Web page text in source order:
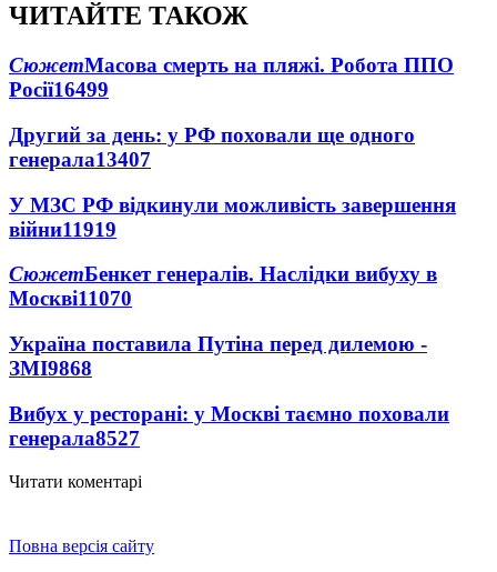
ЧИТАЙТЕ ТАКОЖ
СюжетМасова смерть на пляжі. Робота ППО
Росії16499
Другий за день: у РФ поховали ще одного
генерала13407
У МЗС РФ відкинули можливість завершення
війни11919
СюжетБенкет генералів. Наслідки вибуху в
Москві11070
Україна поставила Путіна перед дилемою -
ЗМІ9868
Вибух у ресторані: у Москві таємно поховали
генерала8527
Читати коментарі
Повна версія сайту